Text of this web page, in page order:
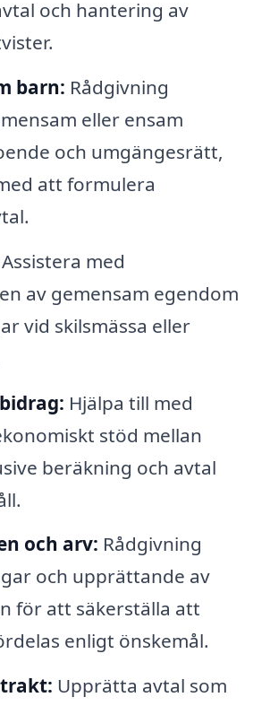
och hantering av
barn: Rådgivning
eller ensam
och umgängesrätt,
att formulera
Assistera med
av gemensam egendom
vid skilsmässa eller
Hjälpa till med
stöd mellan
beräkning och avtal
och arv: Rådgivning
och upprättande av
för att säkerställa att
enligt önskemål.
Upprätta avtal som